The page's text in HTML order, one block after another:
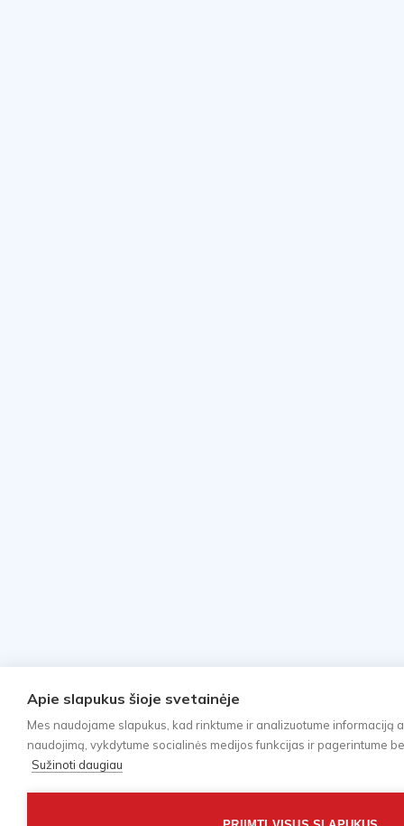
Apie slapukus šioje svetainėje
Mes naudojame slapukus, kad rinktume ir analizuotume informaciją
naudojimą, vykdytume socialinės medijos funkcijas ir pagerintume
Sužinoti daugiau